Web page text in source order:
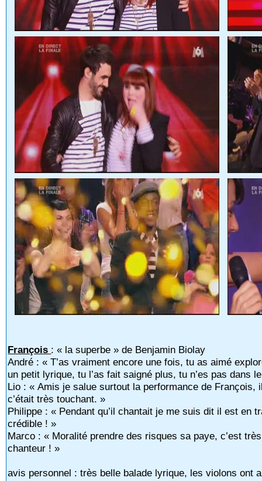
François : « la superbe » de Benjamin Biolay
André : « T’as vraiment encore une fois, tu as aimé
un petit lyrique, tu l’as fait saigné plus, tu n’es pas dans
Lio : « Amis je salue surtout la performance de François,
c’était très touchant. »
Philippe : « Pendant qu’il chantait je me suis dit il est en
crédible ! »
Marco : « Moralité prendre des risques sa paye, c’est
chanteur ! »
avis personnel : très belle balade lyrique, les violons ont